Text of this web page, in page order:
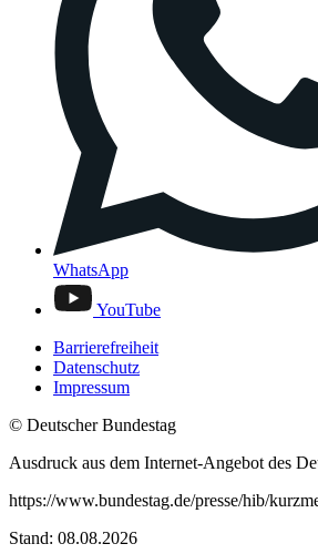
WhatsApp
YouTube
Barrierefreiheit
Datenschutz
Impressum
© Deutscher Bundestag
Ausdruck aus dem Internet-Angebot des
https://www.bundestag.de/presse/hib/
Stand: 08.08.2026